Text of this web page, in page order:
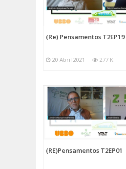
(Re) Pensamentos T2EP19
20 Abril 2021 277 K
(RE)Pensamentos T2EP01